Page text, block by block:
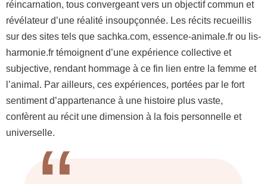
réincarnation, tous convergeant vers un objectif commun et
révélateur d’une réalité insoupçonnée. Les récits recueillis
sur des sites tels que sachka.com, essence-animale.fr ou lis-
harmonie.fr témoignent d’une expérience collective et
subjective, rendant hommage à ce fin lien entre la femme et
l’animal. Par ailleurs, ces expériences, portées par le fort
sentiment d’appartenance à une histoire plus vaste,
confèrent au récit une dimension à la fois personnelle et
universelle.